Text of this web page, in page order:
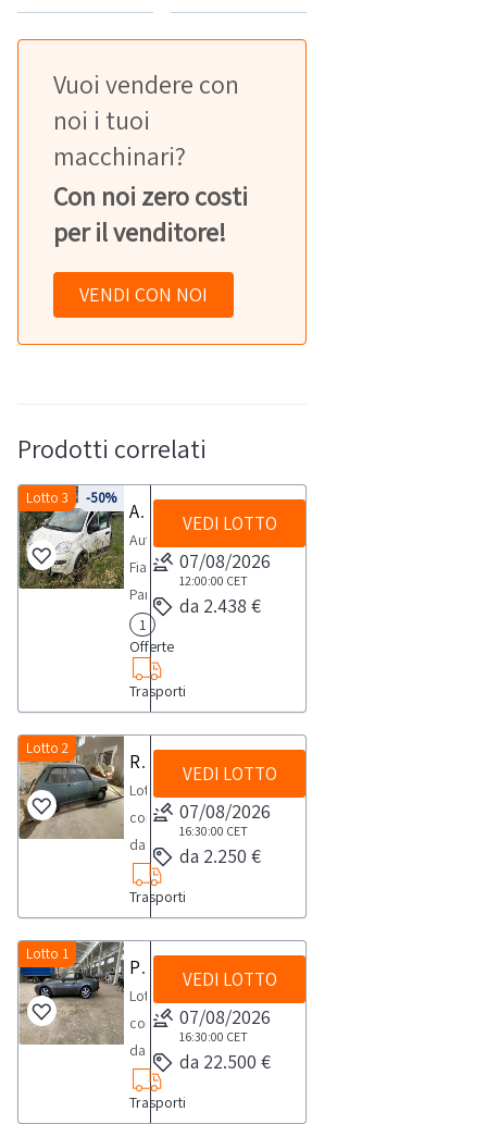
Vuoi vendere con
noi i tuoi
macchinari?
Con noi zero costi
per il venditore!
VENDI CON NOI
Prodotti correlati
-50%
Lotto 3
Autovettura Fiat Panda
Autovettura
Fiat
Panda,
-
targa
GF898MY,
-
anno
2021,
-
alimentazione ibrida
benzina/elettrico-
km
non
rilevati.Il
mezzo
risulta
provvisto
di
libretto
di
circolazione
1
Offerte
Trasporti
VEDI LOTTO
07/08/2026
12:00:00 CET
da 2.438 €
Lotto 2
Renault 5TL
Lotto
composto
da
Renault
5TL:
anno
1974
-
targa
TA162398
-
Trasporti
VEDI LOTTO
07/08/2026
16:30:00 CET
da 2.250 €
Lotto 1
Porsche 944
Lotto
composto
da
Porsche
944:-
Trasporti
VEDI LOTTO
07/08/2026
16:30:00 CET
da 22.500 €